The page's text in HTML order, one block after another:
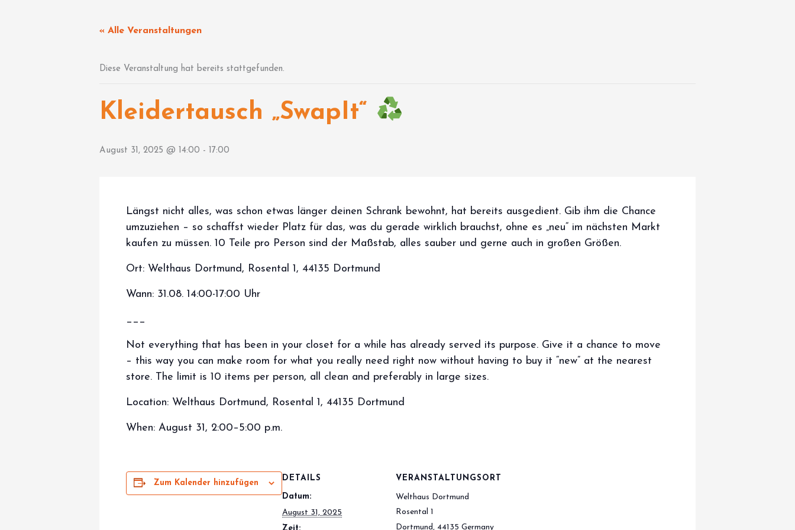
« Alle Veranstaltungen
Diese Veranstaltung hat bereits stattgefunden.
Kleidertausch „SwapIt“
August 31, 2025 @ 14:00 - 17:00
Längst nicht alles, was schon etwas länger deinen Schrank bewohnt, hat bereits ausgedient. Gib ihm die Chance
umzuziehen – so schaffst wieder Platz für das, was du gerade wirklich brauchst, ohne es „neu“ im nächsten Markt
kaufen zu müssen. 10 Teile pro Person sind der Maßstab, alles sauber und gerne auch in großen Größen.
Ort: Welthaus Dortmund, Rosental 1, 44135 Dortmund
Wann: 31.08. 14:00-17:00 Uhr
___
Not everything that has been in your closet for a while has already served its purpose. Give it a chance to move
– this way you can make room for what you really need right now without having to buy it “new” at the nearest
store. The limit is 10 items per person, all clean and preferably in large sizes.
Location: Welthaus Dortmund, Rosental 1, 44135 Dortmund
When: August 31, 2:00–5:00 p.m.
Zum Kalender hinzufügen
DETAILS
Datum:
August 31, 2025
VERANSTALTUNGSORT
Welthaus Dortmund
Rosental 1
Dortmund, 44135 Germany